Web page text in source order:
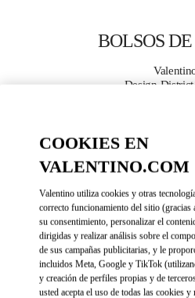
BOLSOS
Design
MÁS
COOKIES EN
VALENTINO.COM
Valentino utiliza cookies y otras
correcto funcionamiento del sitio (gracias
su consentimiento, personalizar el
dirigidas y realizar análisis sobre el
de sus campañas publicitarias, y le
incluidos Meta, Google y TikTok
y creación de perfiles propias y de
usted acepta el uso de todas las cookies